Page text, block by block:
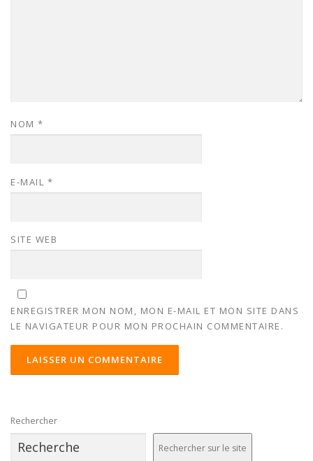
NOM *
E-MAIL *
SITE WEB
ENREGISTRER MON NOM, MON E-MAIL ET MON SITE DANS
LE NAVIGATEUR POUR MON PROCHAIN COMMENTAIRE.
Rechercher
Rechercher sur le site